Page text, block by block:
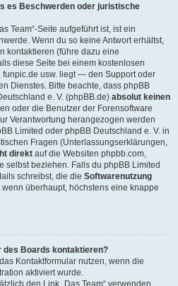
es Beschwerden oder juristische
Team“-Seite aufgeführt ist, ist ein
Wenn du so keine Antwort erhältst,
kontaktieren (führe dazu eine
diese Seite bei einem kostenlosen
funpic.de usw. liegt — den Support oder
Dienstes. Bitte beachte, dass phpBB
e. V. (phpBB.de) absolut keinen
oder die Benutzer der Forensoftware
Verantwortung herangezogen werden
Limited oder phpBB Deutschland e. V. in
Fragen (Unterlassungserklärungen,
direkt auf die Websiten phpbb.com,
selbst beziehen. Falls du phpBB Limited
schreibst, die die Softwarenutzung
wenn überhaupt, höchstens eine knappe
des Boards kontaktieren?
Kontaktformular nutzen, wenn die
aktiviert wurde.
den Link „Das Team“ verwenden.